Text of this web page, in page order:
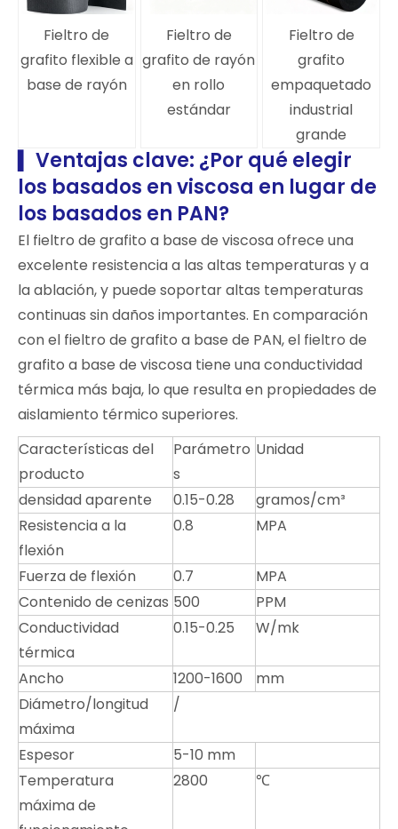
Fieltro de
grafito flexible a
base de rayón
Fieltro de
grafito de rayón
en rollo
estándar
Fieltro de
grafito
empaquetado
industrial
grande
Ventajas clave: ¿Por qué elegir
los basados ​​en viscosa en lugar de
los basados ​​en PAN?
El fieltro de grafito a base de viscosa ofrece una
excelente resistencia a las altas temperaturas y a
la ablación, y puede soportar altas temperaturas
continuas sin daños importantes. En comparación
con el fieltro de grafito a base de PAN, el fieltro de
grafito a base de viscosa tiene una conductividad
térmica más baja, lo que resulta en propiedades de
aislamiento térmico superiores.
Características del
producto
Parámetro
s
Unidad
densidad aparente 0.15-0.28
gramos/cm³
Resistencia a la
flexión
0.8 MPA
Fuerza de flexión 0.7
MPA
Contenido de cenizas 500
PPM
Conductividad
térmica
0.15-0.25 W/mk
Ancho 1200-1600
mm
Diámetro/longitud
máxima
/
Espesor
5-10 mm
Temperatura
máxima de
2800 ℃